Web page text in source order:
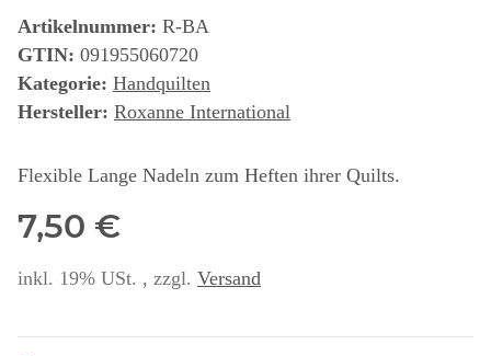
Artikelnummer: R-BA
GTIN: 091955060720
Kategorie: Handquilten
Hersteller: Roxanne International
Flexible Lange Nadeln zum Heften ihrer Quilts.
7,50 €
inkl. 19% USt. , zzgl. Versand